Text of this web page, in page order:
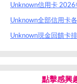
Unknown信用卡
Unknown全部信用卡
Unknown現金回饋卡
點擊感興